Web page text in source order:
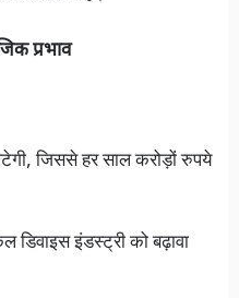
प्रभाव
जिससे हर साल करोड़ों रुपये
डिवाइस इंडस्ट्री को बढ़ावा